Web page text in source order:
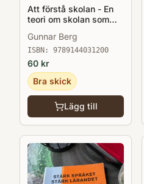
Att förstå skolan - En
teori om skolan som
organisationer
Gunnar Berg
ISBN: 9789144031200
60 kr
Bra skick
Lägg till